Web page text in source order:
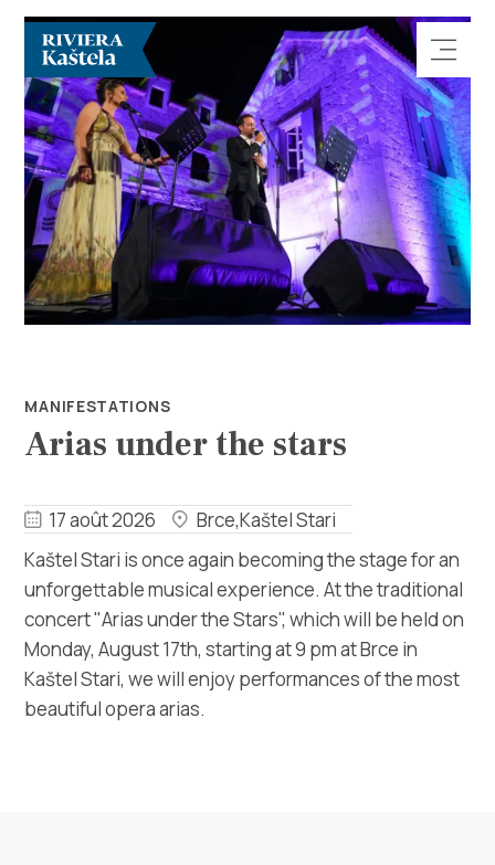
Rechercher
Destination
Infos
Multimédias
Office de tourisme
Safe in Dalmatia
fr
MANIFESTATIONS
Arias under the stars
17 août 2026
Brce,Kaštel Stari
Kaštel Stari is once again becoming the stage for an
unforgettable musical experience. At the traditional
concert "Arias under the Stars", which will be held on
Monday, August 17th, starting at 9 pm at Brce in
Kaštel Stari, we will enjoy performances of the most
beautiful opera arias.